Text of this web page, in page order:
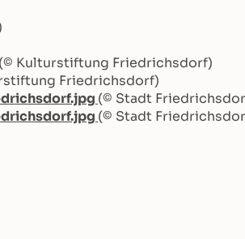
(© Kulturstiftung Friedrichsdorf)
Friedrichsdorf)
(© Stadt
(© Stadt